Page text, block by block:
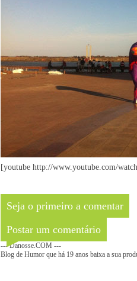
[youtube http://www.youtube.com/
Seja o primeiro a comentar
Postar um comentário
--- Danosse.COM ---
Blog de Humor que há 19 anos baixa a sua